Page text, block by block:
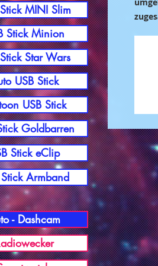
MINI Slim
Stick Minion
Star Wars
USB Stick
USB Stick
Goldbarren
Stick eClip
Armband
- Dashcam